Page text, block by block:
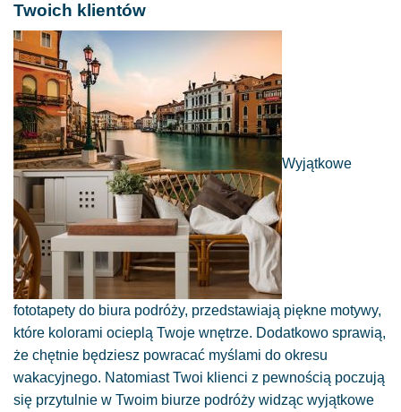
Twoich klientów
Wyjątkowe
fototapety do biura podróży, przedstawiają piękne motywy,
które kolorami ocieplą Twoje wnętrze. Dodatkowo sprawią,
że chętnie będziesz powracać myślami do okresu
wakacyjnego. Natomiast Twoi klienci z pewnością poczują
się przytulnie w Twoim biurze podróży widząc wyjątkowe